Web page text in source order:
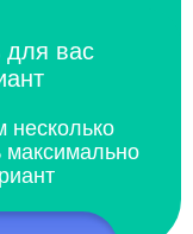
вас
максимально